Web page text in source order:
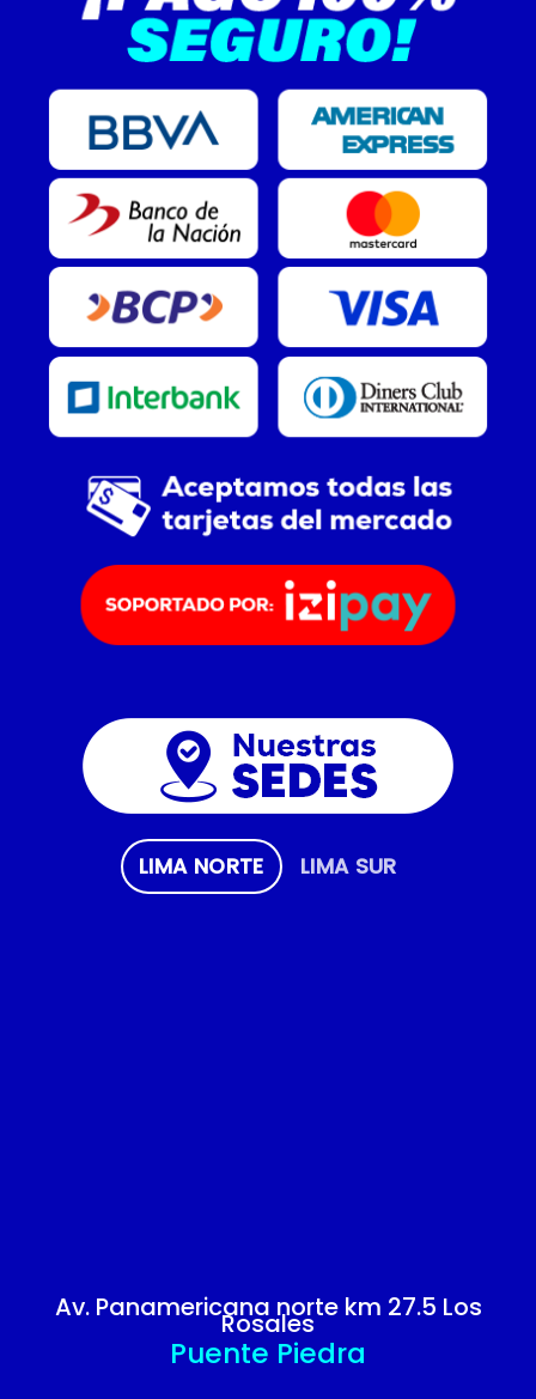
LIMA NORTE LIMA SUR
Av. Panamericana norte km 27.5 Los
Rosales
Puente Piedra